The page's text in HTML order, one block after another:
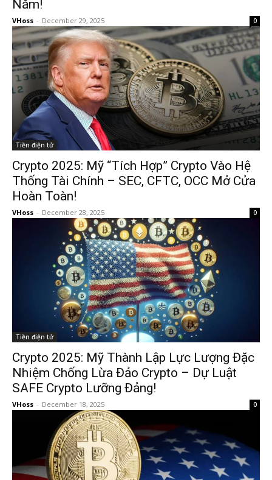
Năm!
VHoss - December 29, 2025 0
Tiền điện tử
Crypto 2025: Mỹ “Tích Hợp” Crypto Vào Hệ
Thống Tài Chính – SEC, CFTC, OCC Mở Cửa
Hoàn Toàn!
VHoss - December 28, 2025 0
Tiền điện tử
Crypto 2025: Mỹ Thành Lập Lực Lượng Đặc
Nhiệm Chống Lừa Đảo Crypto – Dự Luật
SAFE Crypto Lưỡng Đảng!
VHoss - December 18, 2025 0